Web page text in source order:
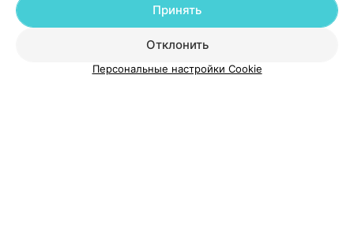
О проекте Новости проекта
Размещение рекламы
Медицинский маркетинг
Публичный договор
Пользовательское соглашение
Способы оплаты
Отклонить
Принять
Персональные настройки Cookie